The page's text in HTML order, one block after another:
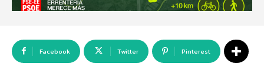
Facebook Twitter Pinterest